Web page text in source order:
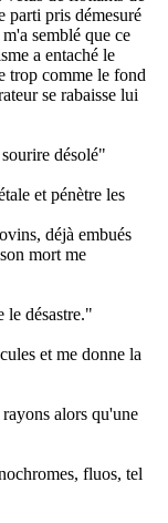
parti pris démesuré
semblé que ce
a entaché le
trop comme le fond
se rabaisse lui
désolé"
et pénètre les
déjà embués
mort me
le désastre."
et me donne la
alors qu'une
fluos, tel